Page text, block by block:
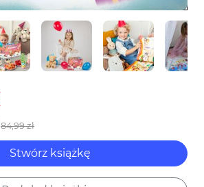
84,99 zł
Stwórz książkę